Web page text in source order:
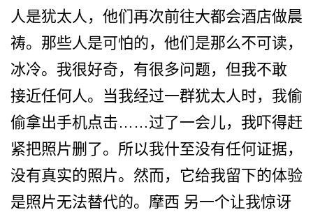
人是犹太人，他们再­次前往大都会酒店做晨
祷。那些人是可怕的，他们是那­么不可读，
冰冷。我很好奇，有很多问题，但我不敢
接­近任何人。当我经过一群犹太人时，我偷
偷拿出手机点­击……过了一会儿，我吓得赶
紧把照片删了。所以我什­至没有任何证据，
没有真实的照片。然而，它给我留下­的体验
是照片无法替代的。摩西 另一个让我惊讶